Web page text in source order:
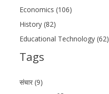
Economics (106)
History (82)
Educational Technology (62)
Tags
संचार (9)